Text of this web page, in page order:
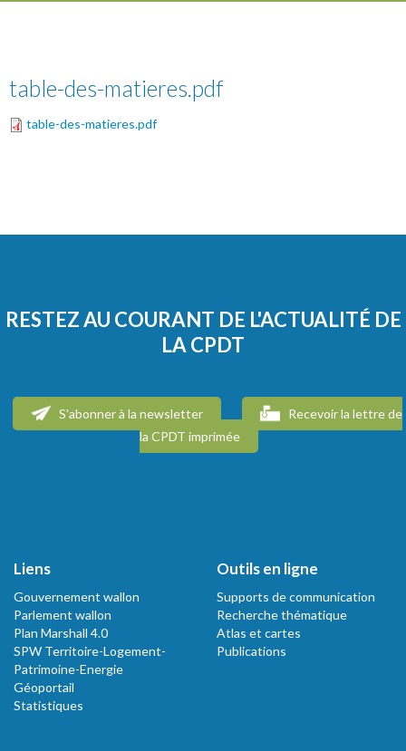
table-des-matieres.pdf
table-des-matieres.pdf
RESTEZ AU COURANT DE L'ACTUALITÉ DE
LA CPDT
S'abonner à la newsletter
Recevoir la lettre de
la CPDT imprimée
Liens
Gouvernement wallon
Parlement wallon
Plan Marshall 4.0
SPW Territoire-Logement-
Patrimoine-Energie
Géoportail
Statistiques
Outils en ligne
Supports de communication
Recherche thématique
Atlas et cartes
Publications